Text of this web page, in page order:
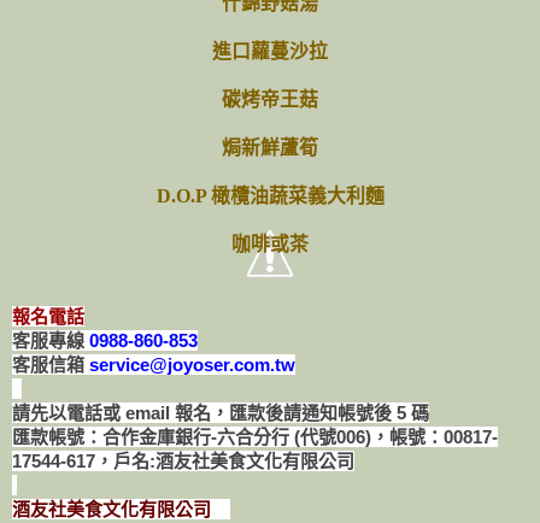
進口蘿蔓沙拉
碳烤帝王菇
焗新鮮蘆筍
D.O.P 橄欖油蔬菜義大利麵
咖啡或茶
報名電話
客服專線 0988-860-853
客服信箱 service@joyoser.com.tw
請先以電話或 email 報名，匯款後請通知帳號後 5 碼
匯款帳號：合作金庫銀行-六合分行 (代號006)，帳號：00817-
17544-617，戶名:酒友社美食文化有限公司
酒友社美食文化有限公司